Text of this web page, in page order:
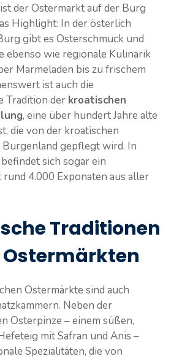
ist der Ostermarkt auf der Burg
Highlight: In der österlich
gibt es Osterschmuck und
ebenso wie regionale Kulinarik
Marmeladen bis zu frischem
ist auch die
Tradition der kroatischen
, eine über hundert Jahre alte
die von der kroatischen
gepflegt wird. In
sich sogar ein
rund 4.000 Exponaten aus aller
Traditionen
Ostermärkte sind auch
Neben der
Osterpinze – einem süßen,
mit Safran und Anis –
Spezialitäten, die von